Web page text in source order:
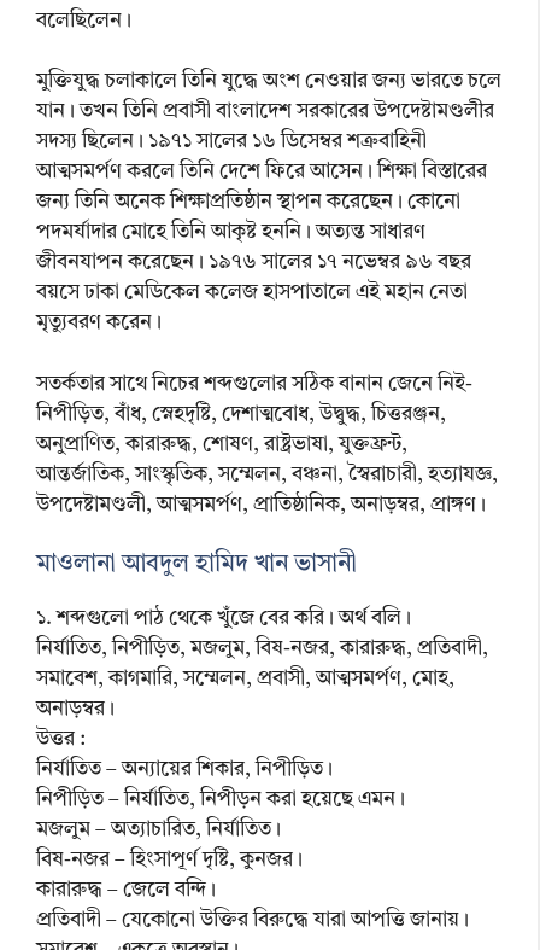
বলেছিলেন।
মুক্তিযুদ্ধ চলাকালে তিনি যুদ্ধে অংশ নেওয়ার জন্য ভারতে চলে
যান। তখন তিনি প্রবাসী বাংলাদেশ সরকারের উপদেষ্টামণ্ডলীর
সদস্য ছিলেন। ১৯৭১ সালের ১৬ ডিসেম্বর শত্রুবাহিনী
আত্মসমর্পণ করলে তিনি দেশে ফিরে আসেন। শিক্ষা বিস্তারের
জন্য তিনি অনেক শিক্ষাপ্রতিষ্ঠান স্থাপন করেছেন। কোনো
পদমর্যাদার মোহে তিনি আকৃষ্ট হননি। অত্যন্ত সাধারণ
জীবনযাপন করেছেন। ১৯৭৬ সালের ১৭ নভেম্বর ৯৬ বছর
বয়সে ঢাকা মেডিকেল কলেজ হাসপাতালে এই মহান নেতা
মৃত্যুবরণ করেন।
সতর্কতার সাথে নিচের শব্দগুলোর সঠিক বানান জেনে নিই-
নিপীড়িত, বাঁধ, স্নেহদৃষ্টি, দেশাত্মবোধ, উদ্বুদ্ধ, চিত্তরঞ্জন,
অনুপ্রাণিত, কারারুদ্ধ, শোষণ, রাষ্ট্রভাষা, যুক্তফ্রন্ট,
আন্তর্জাতিক, সাংস্কৃতিক, সম্মেলন, বঞ্চনা, স্বৈরাচারী, হত্যাযজ্ঞ,
উপদেষ্টামণ্ডলী, আত্মসমর্পণ, প্রাতিষ্ঠানিক, অনাড়ম্বর, প্রাঙ্গণ।
মাওলানা আবদুল হামিদ খান ভাসানী
১. শব্দগুলো পাঠ থেকে খুঁজে বের করি। অর্থ বলি।
নির্যাতিত, নিপীড়িত, মজলুম, বিষ-নজর, কারারুদ্ধ, প্রতিবাদী,
সমাবেশ, কাগমারি, সম্মেলন, প্রবাসী, আত্মসমর্পণ, মোহ,
অনাড়ম্বর।
উত্তর :
নির্যাতিত – অন্যায়ের শিকার, নিপীড়িত।
নিপীড়িত – নির্যাতিত, নিপীড়ন করা হয়েছে এমন।
মজলুম – অত্যাচারিত, নির্যাতিত।
বিষ-নজর – হিংসাপূর্ণ দৃষ্টি, কুনজর।
কারারুদ্ধ – জেলে বন্দি।
প্রতিবাদী – যেকোনো উক্তির বিরুদ্ধে যারা আপত্তি জানায়।